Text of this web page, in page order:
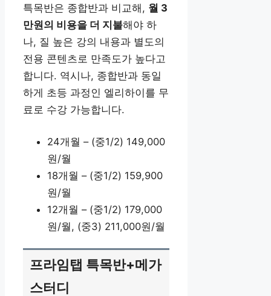
특목반은 종합반과 비교해, 월 3
만원의 비용을 더 지불해야 하
나, 질 높은 강의 내용과 별도의
전용 콘텐츠로 만족도가 높다고
합니다. 역시나, 종합반과 동일
하게 초등 과정인 엘리하이를 무
료로 수강 가능합니다.
24개월 – (중1/2) 149,000
원/월
18개월 – (중1/2) 159,900
원/월
12개월 – (중1/2) 179,000
원/월, (중3) 211,000원/월
프라임탭 특목반+메가
스터디